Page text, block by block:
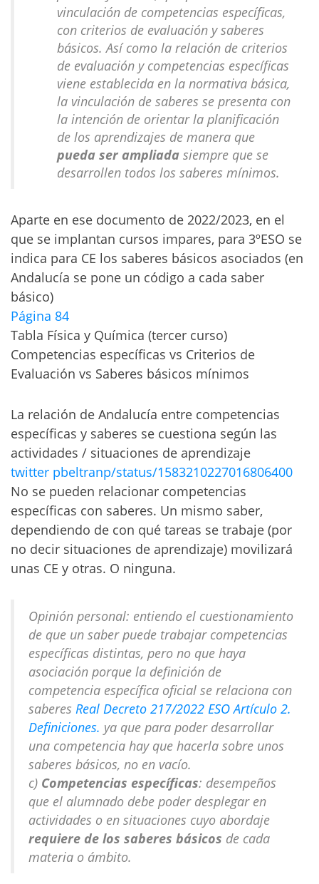
vinculación de competencias específicas,
con criterios de evaluación y saberes
básicos. Así como la relación de criterios
de evaluación y competencias específicas
viene establecida en la normativa básica,
la vinculación de saberes se presenta con
la intención de orientar la planificación
de los aprendizajes de manera que
pueda ser ampliada siempre que se
desarrollen todos los saberes mínimos.
Aparte en ese documento de 2022/2023, en el
que se implantan cursos impares, para 3ºESO se
indica para CE los saberes básicos asociados (en
Andalucía se pone un código a cada saber
básico)
Página 84
Tabla Física y Química (tercer curso)
Competencias específicas vs Criterios de
Evaluación vs Saberes básicos mínimos
La relación de Andalucía entre competencias
específicas y saberes se cuestiona según las
actividades / situaciones de aprendizaje
twitter pbeltranp/status/1583210227016806400
No se pueden relacionar competencias
específicas con saberes. Un mismo saber,
dependiendo de con qué tareas se trabaje (por
no decir situaciones de aprendizaje) movilizará
unas CE y otras. O ninguna.
Opinión personal: entiendo el cuestionamiento
de que un saber puede trabajar competencias
específicas distintas, pero no que haya
asociación porque la definición de
competencia específica oficial se relaciona con
saberes Real Decreto 217/2022 ESO Artículo 2.
Definiciones. ya que para poder desarrollar
una competencia hay que hacerla sobre unos
saberes básicos, no en vacío.
c) Competencias específicas: desempeños
que el alumnado debe poder desplegar en
actividades o en situaciones cuyo abordaje
requiere de los saberes básicos de cada
materia o ámbito.